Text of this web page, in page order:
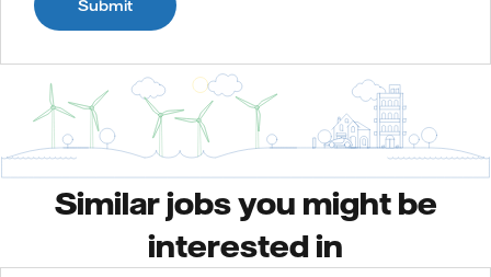
Submit
Similar jobs you might be
interested in